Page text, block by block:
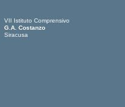
VII Istituto Comprensivo
G.A. Costanzo
Siracusa